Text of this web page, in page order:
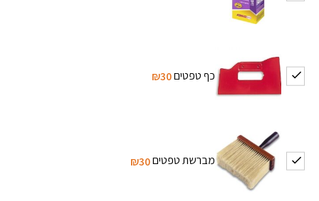
כף טפטים₪30
מברשת טפטים₪30